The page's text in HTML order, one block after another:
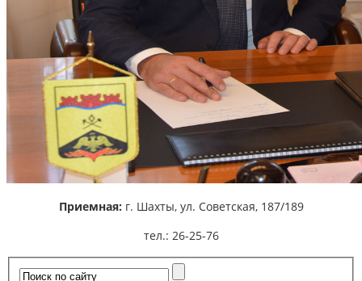
Приемная: г. Шахты, ул. Советская, 187/189
тел.: 26-25-76